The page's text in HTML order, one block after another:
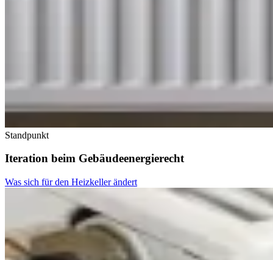
Standpunkt
Iteration beim Gebäudeenergierecht
Was sich für den Heizkeller ändert